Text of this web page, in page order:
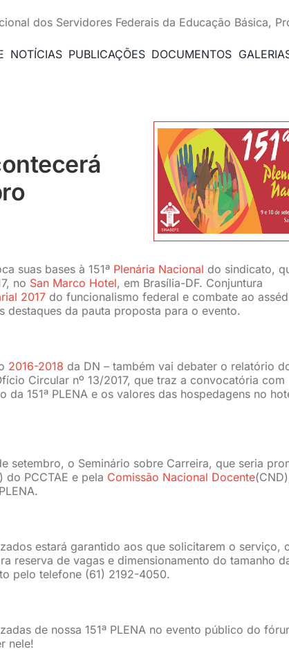
dos Servidores Federais da Educação Básica,
NOTÍCIAS PUBLICAÇÕES DOCUMENTOS
suas bases à 151ª Plenária Nacional do sindicato,
no San Marco Hotel, em Brasília-DF. Conjuntura
2017do funcionalismo federal e combate ao
destaques da pauta proposta para o evento.
2016-2018 da DN – também vai debater o relatório
Circular nº 13/2017, que traz a convocatória com
151ª PLENA e os valores das hospedagens no
setembro, o Seminário sobre Carreira, que seria
do PCCTAE e pela Comissão Nacional Docente
estará garantido aos que solicitarem o serviço,
reserva de vagas e dimensionamento do tamanho
pelo telefone (61) 2192-4050.
de nossa 151ª PLENA no evento público do
nele!